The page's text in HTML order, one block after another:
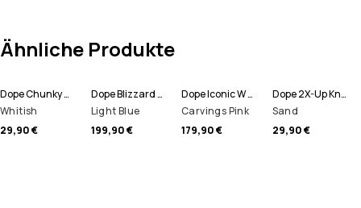
Ähnliche Produkte
Dope Chunky Mütze
Whitish
29,90 €
Dope Blizzard W Full Zip Snowboardjacke Damen
Light Blue
199,90 €
Dope Iconic W Snowboardhose Damen
Carvings Pink
179,90 €
Dope 2X-Up Knitted Schlauchtuch
Sand
29,90 €